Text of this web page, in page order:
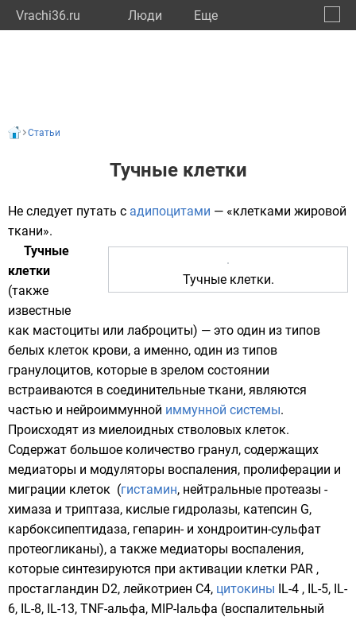
Vrachi36.ru Люди Eще
Статьи
Тучные клетки
Не следует путать с адипоцитами — «клетками жировой
ткани».
Тучные клетки.
Тучные
клетки
(также
известные
как мастоциты или лаброциты) — это один из типов
белых клеток крови, а именно, один из типов
гранулоцитов, которые в зрелом состоянии
встраиваются в соединительные ткани, являются
частью и нейроиммунной иммунной системы.
Происходят из миелоидных стволовых клеток.
Содержат большое количество гранул, содержащих
медиаторы и модуляторы воспаления, пролиферации и
миграции клеток (гистамин, нейтральные протеазы -
химаза и триптаза, кислые гидролазы, катепсин G,
карбоксипептидаза, гепарин- и хондроитин-сульфат
протеогликаны), а также медиаторы воспаления,
которые синтезируются при активации клетки PAR ,
простагландин D2, лейкотриен С4, цитокины IL-4 , IL-5, IL-
6, IL-8, IL-13, TNF-aльфа, MIP-laльфа (воспалительный